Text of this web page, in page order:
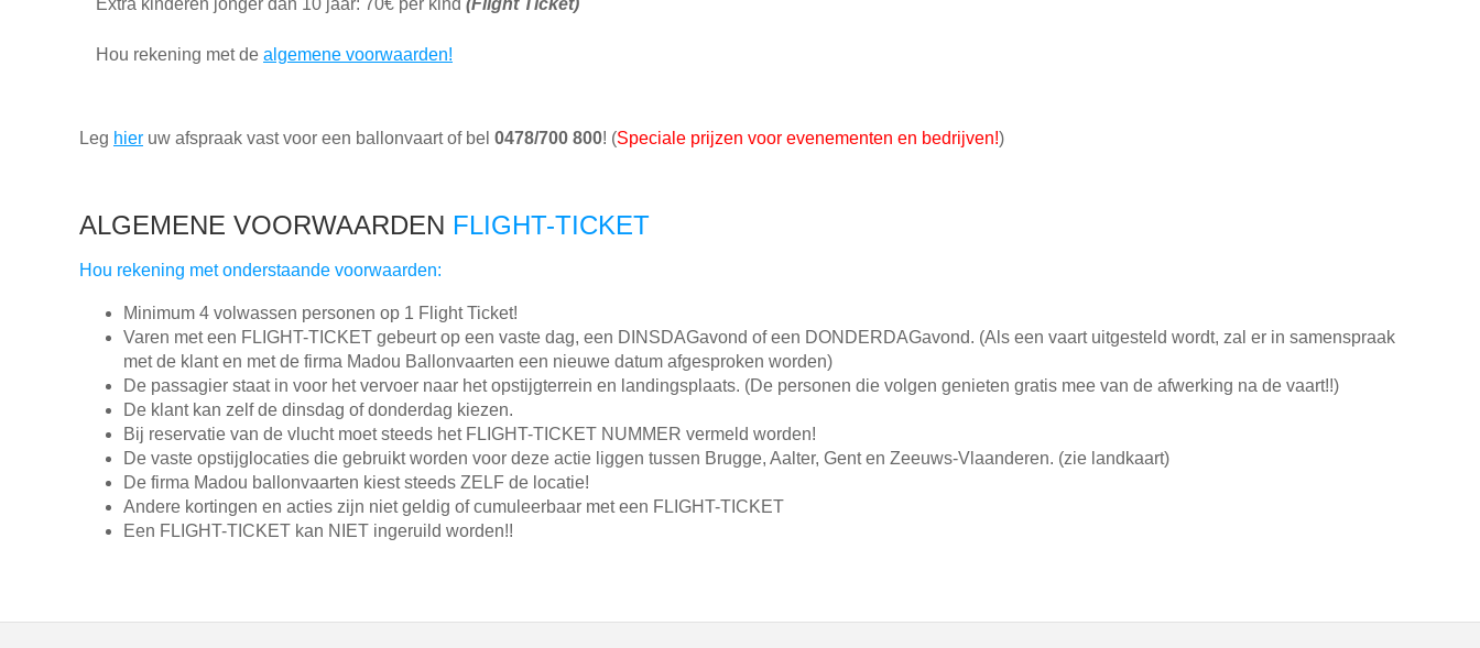
Extra kinderen jonger dan 10 jaar: 70€ per kind (Flight Ticket)
Hou rekening met de algemene voorwaarden!
Leg hier uw afspraak vast voor een ballonvaart of bel 0478/700 800! (Speciale prijzen voor evenementen en bedrijven!)
ALGEMENE VOORWAARDEN FLIGHT-TICKET
Hou rekening met onderstaande voorwaarden:
Minimum 4 volwassen personen op 1 Flight Ticket!
Varen met een FLIGHT-TICKET gebeurt op een vaste dag, een DINSDAGavond of een DONDERDAGavond. (Als een vaart uitgesteld wordt, zal er in samenspraak
met de klant en met de firma Madou Ballonvaarten een nieuwe datum afgesproken worden)
De passagier staat in voor het vervoer naar het opstijgterrein en landingsplaats. (De personen die volgen genieten gratis mee van de afwerking na de vaart!!)
De klant kan zelf de dinsdag of donderdag kiezen.
Bij reservatie van de vlucht moet steeds het FLIGHT-TICKET NUMMER vermeld worden!
De vaste opstijglocaties die gebruikt worden voor deze actie liggen tussen Brugge, Aalter, Gent en Zeeuws-Vlaanderen. (zie landkaart)
De firma Madou ballonvaarten kiest steeds ZELF de locatie!
Andere kortingen en acties zijn niet geldig of cumuleerbaar met een FLIGHT-TICKET
Een FLIGHT-TICKET kan NIET ingeruild worden!!